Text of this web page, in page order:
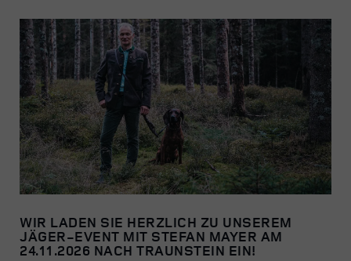
WIR LADEN SIE HERZLICH ZU UNSEREM
JÄGER-EVENT MIT STEFAN MAYER AM
24.11.2026 NACH TRAUNSTEIN EIN!